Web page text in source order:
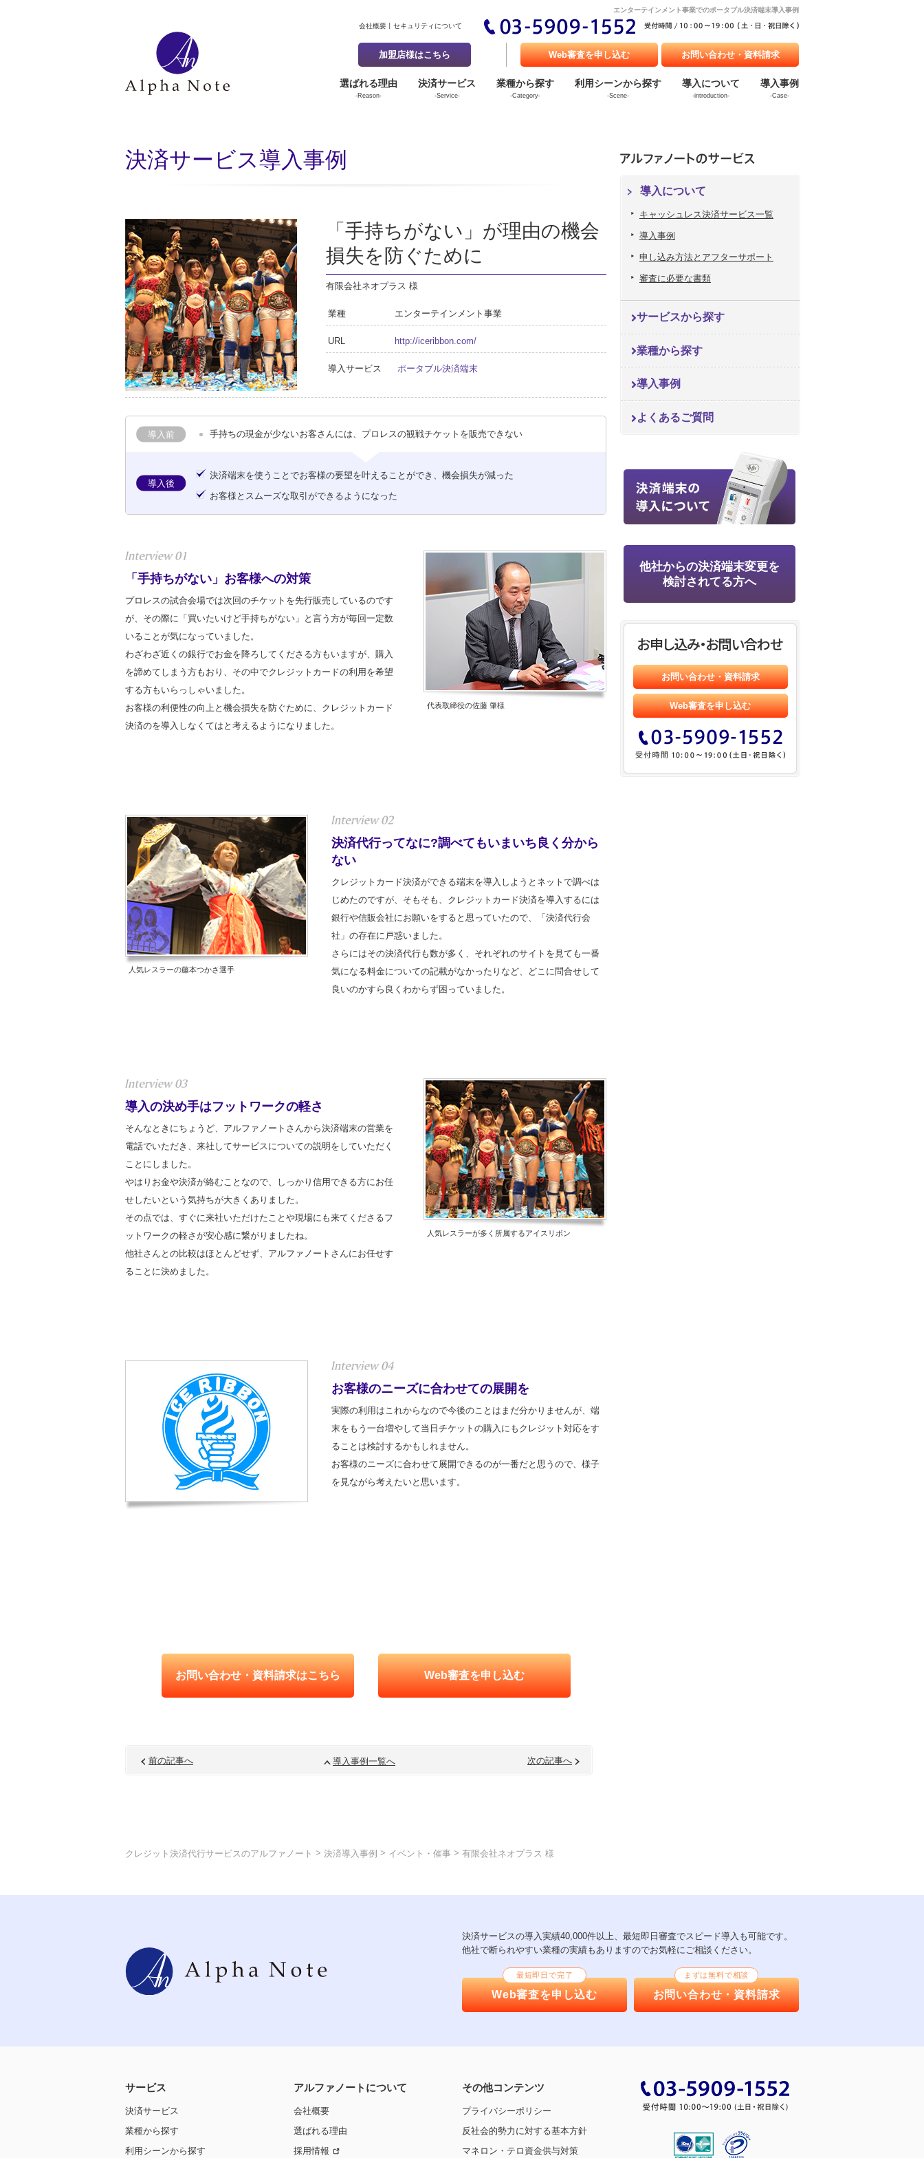
エンターテインメント事業でのポータブル決済端末導入事例
選ばれる理由
-Reason-
決済サービス
-Service-
業種から探す
-Category-
利用シーンから探す
-Scene-
導入について
-introduction-
導入事例
-Case-
会社概要 セキュリティについて
加盟店様はこちら Web審査を申し込む お問い合わせ・資料請求
決済サービス導入事例
「手持ちがない」が理由の機会
損失を防ぐために
有限会社ネオプラス 様
業種 エンターテインメント事業
URL http://iceribbon.com/
導入サービス ポータブル決済端末
導入前 手持ちの現金が少ないお客さんには、プロレスの観戦チケットを販売できない
導入後
決済端末を使うことでお客様の要望を叶えることができ、機会損失が減った
お客様とスムーズな取引ができるようになった
「手持ちがない」お客様への対策
代表取締役の佐藤 肇様
プロレスの試合会場では次回のチケットを先行販売しているのです
が、その際に「買いたいけど手持ちがない」と言う方が毎回一定数
いることが気になっていました。
わざわざ近くの銀行でお金を降ろしてくださる方もいますが、購入
を諦めてしまう方もおり、その中でクレジットカードの利用を希望
する方もいらっしゃいました。
お客様の利便性の向上と機会損失を防ぐために、クレジットカード
決済のを導入しなくてはと考えるようになりました。
決済代行ってなに?調べてもいまいち良く分から
ない
人気レスラーの藤本つかさ選手
クレジットカード決済ができる端末を導入しようとネットで調べは
じめたのですが、そもそも、クレジットカード決済を導入するには
銀行や信販会社にお願いをすると思っていたので、「決済代行会
社」の存在に戸惑いました。
さらにはその決済代行も数が多く、それぞれのサイトを見ても一番
気になる料金についての記載がなかったりなど、どこに問合せして
良いのかすら良くわからず困っていました。
導入の決め手はフットワークの軽さ
人気レスラーが多く所属するアイスリボン
そんなときにちょうど、アルファノートさんから決済端末の営業を
電話でいただき、来社してサービスについての説明をしていただく
ことにしました。
やはりお金や決済が絡むことなので、しっかり信用できる方にお任
せしたいという気持ちが大きくありました。
その点では、すぐに来社いただけたことや現場にも来てくださるフ
ットワークの軽さが安心感に繋がりましたね。
他社さんとの比較はほとんどせず、アルファノートさんにお任せす
ることに決めました。
お客様のニーズに合わせての展開を
実際の利用はこれからなので今後のことはまだ分かりませんが、端
末をもう一台増やして当日チケットの購入にもクレジット対応をす
ることは検討するかもしれません。
お客様のニーズに合わせて展開できるのが一番だと思うので、様子
を見ながら考えたいと思います。
お問い合わせ・資料請求はこちら Web審査を申し込む
前の記事へ 導入事例一覧へ 次の記事へ
導入について
キャッシュレス決済サービス一覧
導入事例
申し込み方法とアフターサポート
審査に必要な書類
サービスから探す
業種から探す
導入事例
よくあるご質問
他社からの決済端末変更を
検討されてる方へ
お問い合わせ・資料請求
Web審査を申し込む
クレジット決済代行サービスのアルファノート > 決済導入事例 > イベント・催事 > 有限会社ネオプラス 様
決済サービスの導入実績40,000件以上、最短即日審査でスピード導入も可能です。
他社で断られやすい業種の実績もありますのでお気軽にご相談ください。
最短即日で完了
Web審査を申し込む
まずは無料で相談
お問い合わせ・資料請求
サービス
決済サービス
業種から探す
利用シーンから探す
アルファノートについて
会社概要
選ばれる理由
採用情報
その他コンテンツ
プライバシーポリシー
反社会的勢力に対する基本方針
マネロン・テロ資金供与対策